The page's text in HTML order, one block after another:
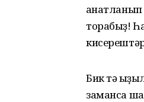
торабыҙ!
Бик тә
заманса